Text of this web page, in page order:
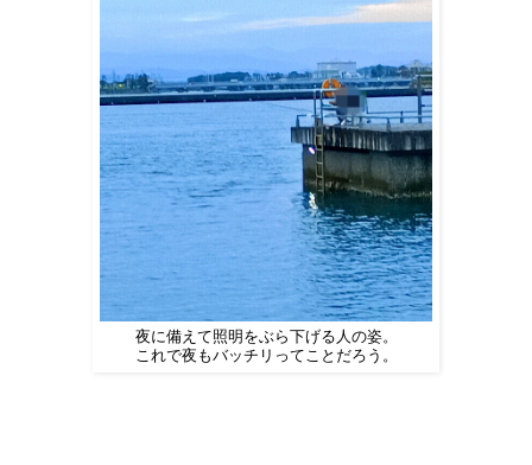
夜に備えて照明をぶら下げる人の姿。
これで夜もバッチリってことだろう。